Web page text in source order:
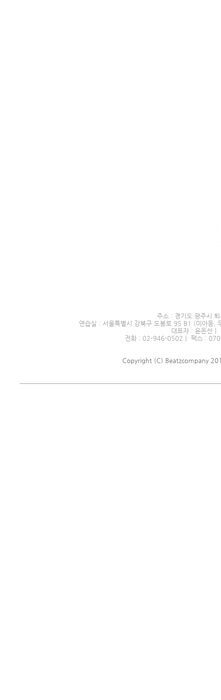
주소 : 경기도 광주시
연습실 : 서울특별시 강북구 도봉로 95 B1 (미아동,
대표자 : 윤돈선
전화 : 02-946-0502｜ 팩스 :
Copyright (C) Beatzcompany